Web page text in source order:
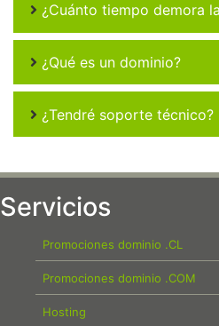
¿Cuánto tiempo demora
¿Qué es un dominio?
¿Tendré soporte técnico?
Servicios
Promociones dominio .CL
Promociones dominio .COM
Hosting